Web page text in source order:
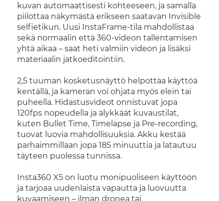
kuvan automaattisesti kohteeseen, ja samalla
piilottaa näkymästä erikseen saatavan Invisible
selfietikun. Uusi InstaFrame-tila mahdollistaa
sekä normaalin että 360-videon tallentamisen
yhtä aikaa – saat heti valmiin videon ja lisäksi
materiaalin jatkoeditointiin.
2,5 tuuman kosketusnäyttö helpottaa käyttöä
kentällä, ja kameran voi ohjata myös elein tai
puheella. Hidastusvideot onnistuvat jopa
120fps nopeudella ja älykkäät kuvaustilat,
kuten Bullet Time, Timelapse ja Pre-recording,
tuovat luovia mahdollisuuksia. Akku kestää
parhaimmillaan jopa 185 minuuttia ja latautuu
täyteen puolessa tunnissa.
Insta360 X5 on luotu monipuoliseen käyttöön
ja tarjoaa uudenlaista vapautta ja luovuutta
kuvaamiseen – ilman dronea tai